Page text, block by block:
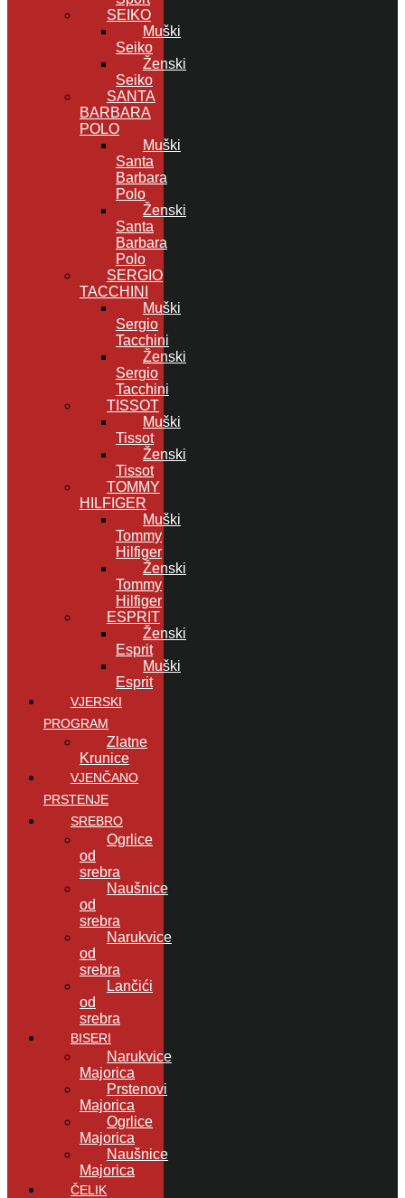
SEIKO
Muški
Seiko
Ženski
Seiko
SANTA
BARBARA
POLO
Muški
Santa
Barbara
Polo
Ženski
Santa
Barbara
Polo
SERGIO
TACCHINI
Muški
Sergio
Tacchini
Ženski
Sergio
Tacchini
TISSOT
Muški
Tissot
Ženski
Tissot
TOMMY
HILFIGER
Muški
Tommy
Hilfiger
Ženski
Tommy
Hilfiger
ESPRIT
Ženski
Esprit
Muški
Esprit
VJERSKI
PROGRAM
Zlatne
Krunice
VJENČANO
PRSTENJE
SREBRO
Ogrlice
od
srebra
Naušnice
od
srebra
Narukvice
od
srebra
Lančići
od
srebra
BISERI
Narukvice
Majorica
Prstenovi
Majorica
Ogrlice
Majorica
Naušnice
Majorica
ČELIK